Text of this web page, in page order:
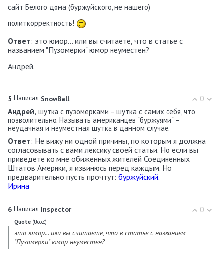
сайт Белого дома (буржуйского, не нашего)
политкорректность!
Ответ: это юмор... или вы считаете, что в статье с
названием "Пузомерки" юмор неуместен?
Андрей.
0
5 Написал SnowBall
Андрей, шутка с пузомерками – шутка с самих себя, что
позволительно. Называть американцев "буржуями" –
неудачная и неуместная шутка в данном случае.
Ответ: Не вижу ни одной причины, по которым я должна
согласовывать с вами лексику своей статьи. Но если вы
приведете ко мне обиженных жителей Соединенных
Штатов Америки, я извинюсь перед каждым. Но
предварительно пусть прочтут: буржуйский.
Ирина
0
6 Написал Inspector
Quote (UcoZ)
это юмор... или вы считаете, что в статье с названием
"Пузомерки" юмор неуместен?